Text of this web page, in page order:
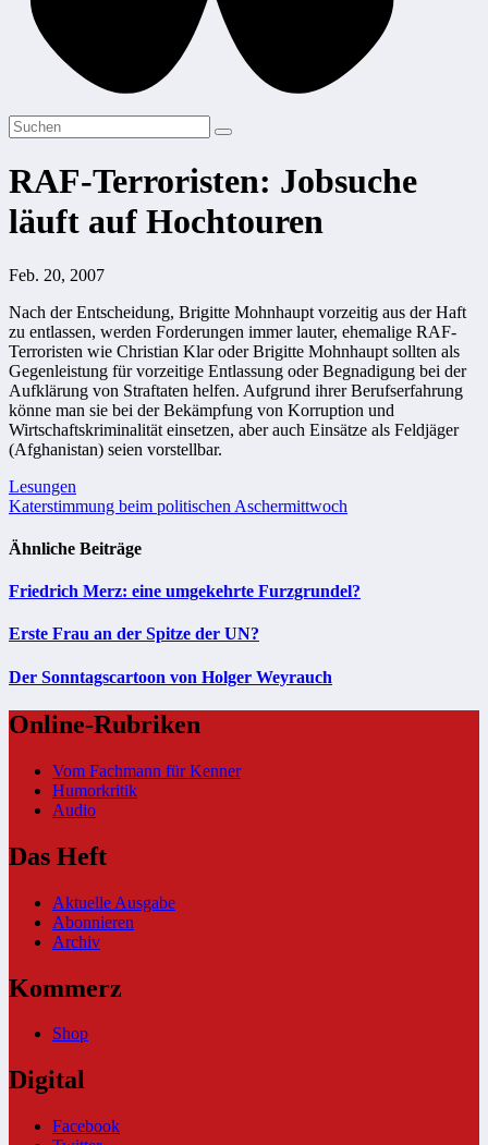
RAF-Terroristen: Jobsuche
läuft auf Hochtouren
Feb. 20, 2007
Nach der Entscheidung, Brigitte Mohnhaupt vorzeitig aus der Haft
zu entlassen, werden Forderungen immer lauter, ehemalige RAF-
Terroristen wie Christian Klar oder Brigitte Mohnhaupt sollten als
Gegenleistung für vorzeitige Entlassung oder Begnadigung bei der
Aufklärung von Straftaten helfen. Aufgrund ihrer Berufserfahrung
könne man sie bei der Bekämpfung von Korruption und
Wirtschaftskriminalität einsetzen, aber auch Einsätze als Feldjäger
(Afghanistan) seien vorstellbar.
Beitragsnavigation
Lesungen
Katerstimmung beim politischen Aschermittwoch
Ähnliche Beiträge
Friedrich Merz: eine umgekehrte Furzgrundel?
Erste Frau an der Spitze der UN?
Der Sonntagscartoon von Holger Weyrauch
Online-Rubriken
Vom Fachmann für Kenner
Humorkritik
Audio
Das Heft
Aktuelle Ausgabe
Abonnieren
Archiv
Kommerz
Shop
Digital
Facebook